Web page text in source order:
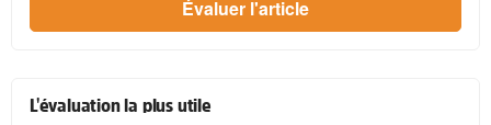
L'évaluation la plus utile